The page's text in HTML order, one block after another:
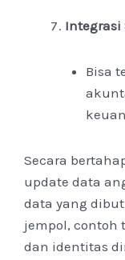
Integrasi
Bisa
Secara
update data
data yang
jempol, contoh
dan identitas